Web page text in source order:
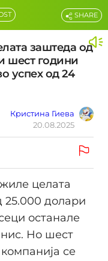
заштеда од
шест години
успех од 24
Кристина Гиева
20.08.2025
SHARE
целата
25.000 долари
останале
Но шест
се